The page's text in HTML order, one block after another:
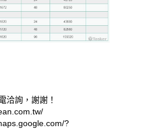
洽詢，謝謝！
?